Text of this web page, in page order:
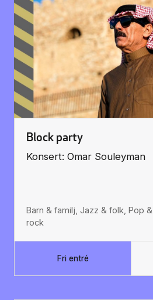
Block party
Konsert: Omar Souleyman
Barn & familj, Jazz & folk, Pop &
rock
Fri entré